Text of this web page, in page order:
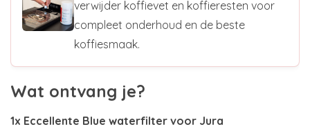
verwijder koffievet en koffieresten voor
compleet onderhoud en de beste
koffiesmaak.
Wat ontvang je?
1x Eccellente Blue waterfilter voor Jura